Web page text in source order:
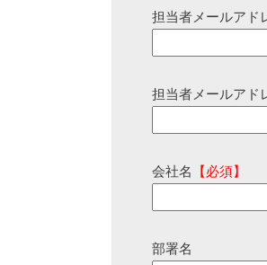
担当者メールアド
担当者メールアド
会社名 【必須】
部署名